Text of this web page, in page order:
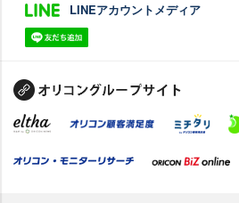
LINEアカウントメディア